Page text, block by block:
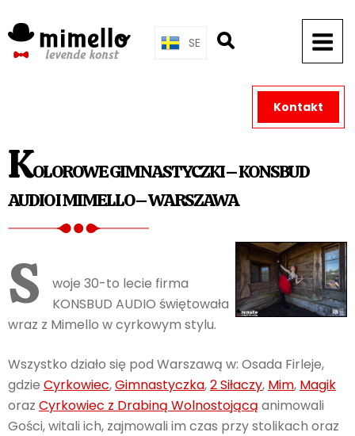
to
content
SE
KOLOROWE GIMNASTYCZKI – KONSBUD
AUDIO I MIMELLO – WARSZAWA
S
woje 30-to lecie firma
KONSBUD AUDIO świętowała
wraz z Mimello w cyrkowym stylu.
Wszystko działo się pod Warszawą w: Osada Firleje,
gdzie Cyrkowiec,Gimnastyczka,2 Siłaczy, Mim, Magik
oraz Cyrkowiec z Drabiną Wolnostojącą animowali
Gości, witali ich, zajmowali im czas przy stolikach oraz
Kontakt